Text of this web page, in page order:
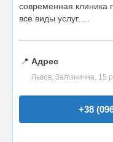
современная клиника
все виды услуг. ...
📍 Адрес
Львов, Залізнична, 15
+38